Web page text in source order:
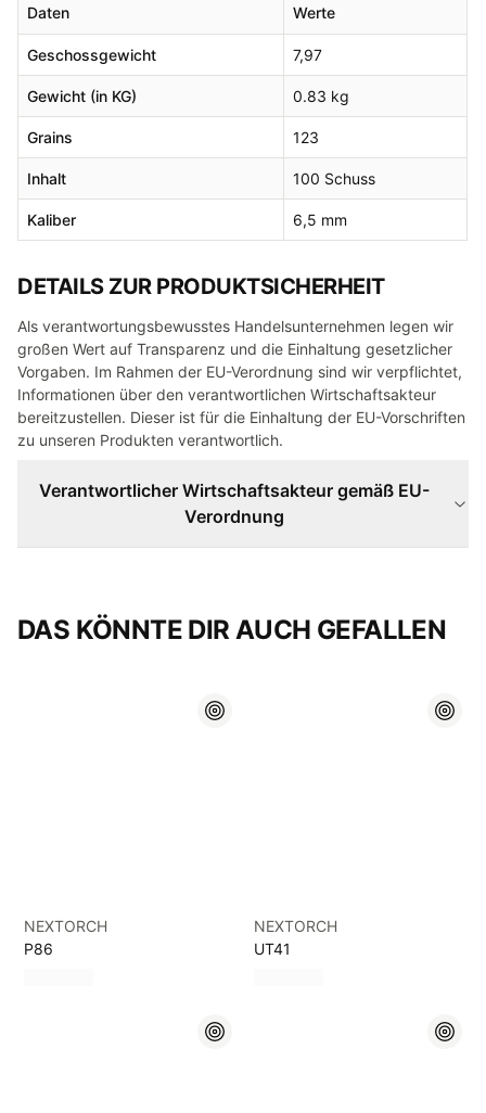
Daten Werte
Geschossgewicht 7,97
Gewicht (in KG) 0.83 kg
Grains 123
Inhalt 100 Schuss
Kaliber 6,5 mm
DETAILS ZUR PRODUKTSICHERHEIT
Als verantwortungsbewusstes Handelsunternehmen legen wir
großen Wert auf Transparenz und die Einhaltung gesetzlicher
Vorgaben. Im Rahmen der EU-Verordnung sind wir verpflichtet,
Informationen über den verantwortlichen Wirtschaftsakteur
bereitzustellen. Dieser ist für die Einhaltung der EU-Vorschriften
zu unseren Produkten verantwortlich.
Verantwortlicher Wirtschaftsakteur gemäß EU-
Verordnung
DAS KÖNNTE DIR AUCH GEFALLEN
NEXTORCH
P86
NEXTORCH
UT41